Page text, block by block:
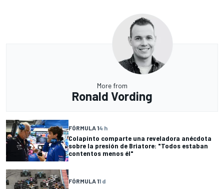
More from
Ronald Vording
FÓRMULA 14 h
Colapinto comparte una reveladora anécdota
sobre la presión de Briatore: "Todos estaban
contentos menos él"
FÓRMULA 11 d